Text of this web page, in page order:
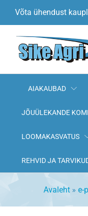
Võta ühendust
AIAKAUBAD
JÕUÜLEKANDE
LOOMAKASVATUS
REHVID JA
Avaleht » e-